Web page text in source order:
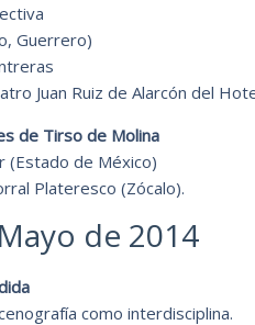
Guerrero)
Juan Ruiz de Alarcón del
de Tirso de Molina
(Estado de México)
Plateresco (Zócalo).
de 2014
como interdisciplina.